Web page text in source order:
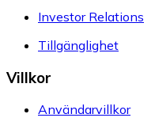
Investor Relations
Tillgänglighet
Villkor
Användarvillkor